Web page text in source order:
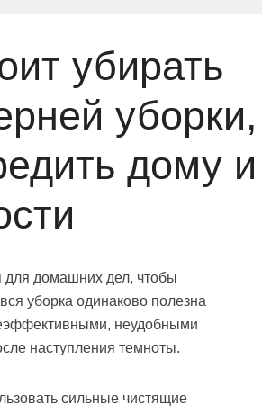
убирать
уборки,
дому и
для домашних дел, чтобы
уборка одинаково полезна
неудобными
наступления темноты.
сильные чистящие